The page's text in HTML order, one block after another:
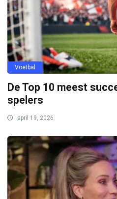
Voetbal
De Top 10 meest
spelers
april 19, 2026